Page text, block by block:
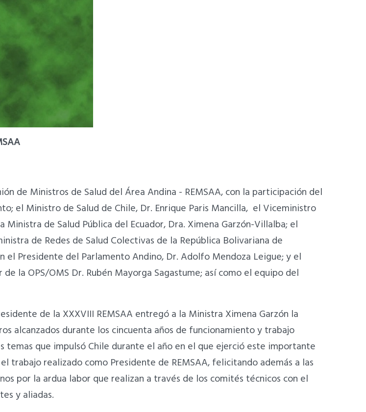
de Ministros de Salud del Área Andina - REMSAA, con la participación del
el Ministro de Salud de Chile, Dr. Enrique Paris Mancilla, el Viceministro
de Salud Pública del Ecuador, Dra. Ximena Garzón-Villalba; el
de Redes de Salud Colectivas de la República Bolivariana de
el Presidente del Parlamento Andino, Dr. Adolfo Mendoza Leigue; y el
la OPS/OMS Dr. Rubén Mayorga Sagastume; así como el equipo del
de la XXXVIII REMSAA entregó a la Ministra Ximena Garzón la
alcanzados durante los cincuenta años de funcionamiento y trabajo
temas que impulsó Chile durante el año en el que ejerció este importante
trabajo realizado como Presidente de REMSAA, felicitando además a las
por la ardua labor que realizan a través de los comités técnicos con el
y aliadas.